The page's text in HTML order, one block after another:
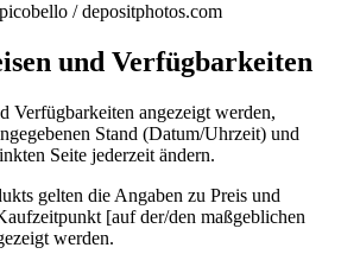
/ depositphotos.com
und Verfügbarkeiten
Verfügbarkeiten angezeigt werden,
Stand (Datum/Uhrzeit) und
Seite jederzeit ändern.
gelten die Angaben zu Preis und
[auf der/den maßgeblichen
werden.